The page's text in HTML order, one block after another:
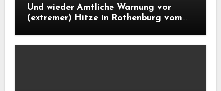
Und wieder Amtliche Warnung vor
(extremer) Hitze in Rothenburg vom